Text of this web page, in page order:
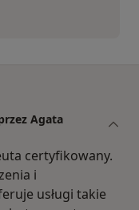
Agata
certyfikowany.
i
usługi takie